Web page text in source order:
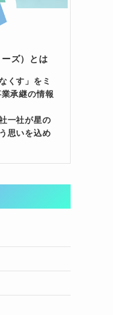
ズ）とは
くす」をミ
承継の情報
一社が星の
思いを込め